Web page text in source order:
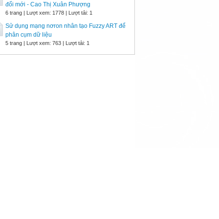
đổi mới - Cao Thị Xuân Phượng
6 trang | Lượt xem: 1778 | Lượt tải: 1
Sử dụng mạng nơron nhân tạo Fuzzy ART để
phân cụm dữ liệu
5 trang | Lượt xem: 763 | Lượt tải: 1